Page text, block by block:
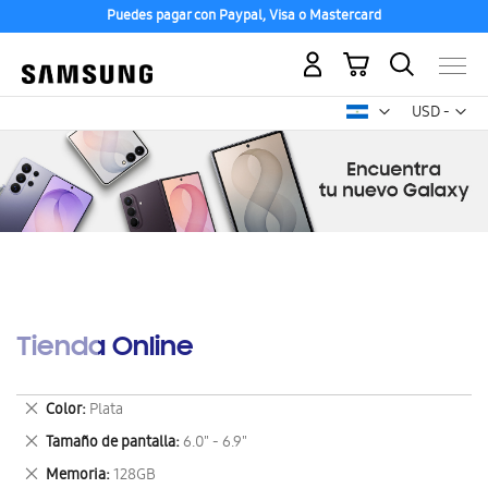
Puedes pagar con Paypal, Visa o Mastercard
USD -
dólar
Mi carrito
Tienda Online
Color Plata
Eliminar
este
artículo
Tamaño de pantalla 6.0" - 6.9"
Eliminar
este
Memoria 128GB
Eliminar